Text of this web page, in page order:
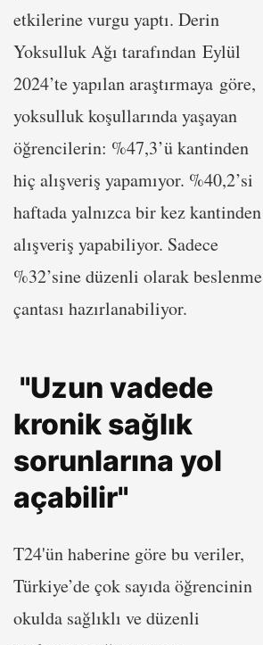
etkilerine vurgu yaptı. Derin
Yoksulluk Ağı tarafından Eylül
2024’te yapılan araştırmaya göre,
yoksulluk koşullarında yaşayan
öğrencilerin: %47,3’ü kantinden
hiç alışveriş yapamıyor. %40,2’si
haftada yalnızca bir kez kantinden
alışveriş yapabiliyor. Sadece
%32’sine düzenli olarak beslenme
çantası hazırlanabiliyor.
"Uzun vadede
kronik sağlık
sorunlarına yol
açabilir"
T24'ün haberine göre bu veriler,
Türkiye’de çok sayıda öğrencinin
okulda sağlıklı ve düzenli